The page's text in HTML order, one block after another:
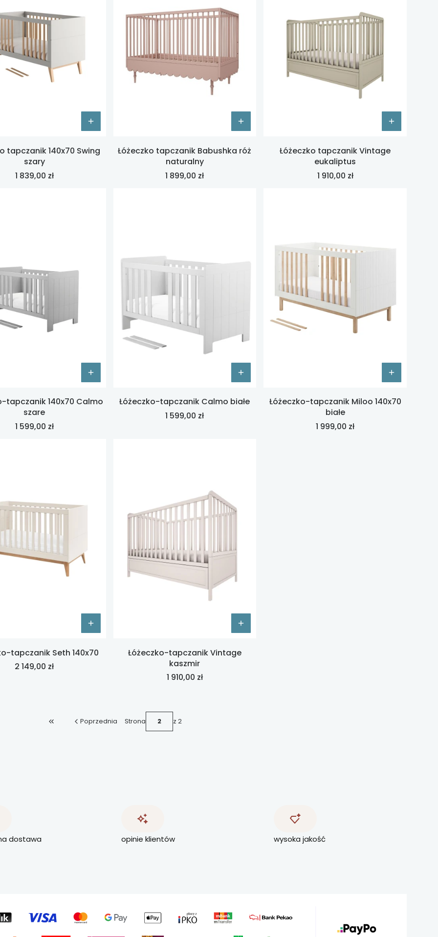
tapczanik 140x70 Swing
szary
Cena
1 839,00 zł
Łóżeczko tapczanik Babushka róż
naturalny
Cena
1 899,00 zł
Łóżeczko tapczanik Vintage
eukaliptus
Cena
1 910,00 zł
tapczanik 140x70 Calmo
szare
Cena
1 599,00 zł
Łóżeczko-tapczanik Calmo białe
Cena
1 599,00 zł
Łóżeczko-tapczanik Miloo 140x70
białe
Cena
1 999,00 zł
tapczanik Seth 140x70
Cena
2 149,00 zł
Łóżeczko-tapczanik Vintage
kaszmir
Cena
1 910,00 zł
Wróć do pierwszej strony z produktami
Poprzednia Strona z 2
dostawa opinie klientów wysoka jakość